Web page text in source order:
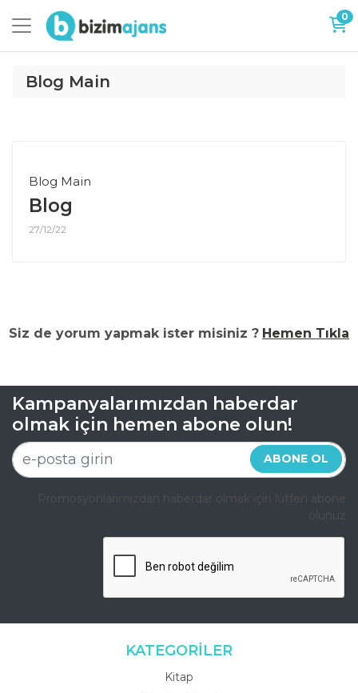
0
Blog Main
Blog Main
Blog
27/12/22
Siz de yorum yapmak ister misiniz ? Hemen Tıkla
Kampanyalarımızdan haberdar
olmak için hemen abone olun!
ABONE OL
Promosyonlarımızdan haberdar olmak için lütfen abone
olunuz
KATEGORİLER
Kitap